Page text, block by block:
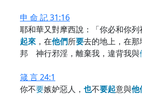
申 命 記 31:16
耶和華又對摩西說：「你必和你
起來 ，在他們所要去的地上，在
邦 神行邪淫，離棄我，違背我與
箴 言 24:1
你不要嫉妒惡人， 也不要起意與他